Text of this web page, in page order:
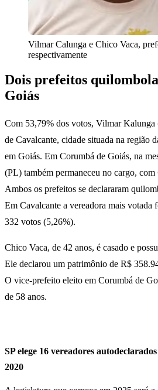
Vilmar Calunga e Chico Vaca,
respectivamente
Dois prefeitos
Goiás
Com 53,79% dos votos, Vilmar
de Cavalcante, cidade situada na região
em Goiás. Em Corumbá de Goiás, na
(PL) também permaneceu no cargo,
Ambos os prefeitos se declararam
Em Cavalcante a vereadora mais
332 votos (5,26%).
Chico Vaca, de 42 anos, é casado e
Ele declarou um patrimônio de R$
O vice-prefeito eleito em Corumbá de
de 58 anos.
SP elege 16 vereadores
2020